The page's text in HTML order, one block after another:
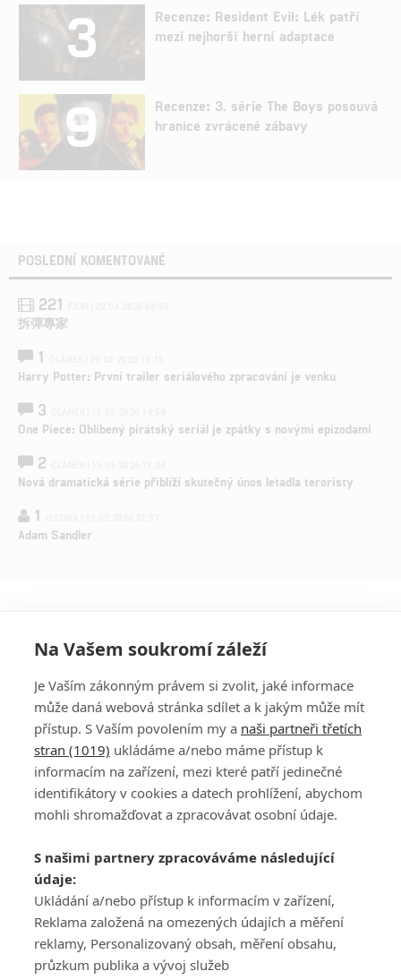
3
Recenze: Resident Evil: Lék patří
mezi nejhorší herní adaptace
9
Recenze: 3. série The Boys posouvá
hranice zvrácené zábavy
POSLEDNÍ KOMENTOVANÉ
221
拆彈專家
1
Harry Potter: První trailer seriálového zpracování je venku
3
One Piece: Oblíbený pirátský seriál je zpátky s novými epizodami
2
Nová dramatická série přiblíží skutečný únos letadla teroristy
1
Adam Sandler
PŘIHLÁSIT
REGISTROVAT
DISKUZE
Šéfredaktorkou webu jePetr Slavík, e-mailserialy@fandimefilmu.cz
Máte-li zájem o inzerci na našem webu napište nám na e-mail
studio@koncal.com
Ochrana osobních údajů|Zásady používání cookies |Pravidla webu
Upravit nastavení soukromí
Na Vašem soukromí záleží
Je Vaším zákonným právem si zvolit, jaké informace
může daná webová stránka sdílet a k jakým může mít
přístup. S Vaším povolením my a naši partneři třetích
stran (1019) ukládáme a/nebo máme přístup k
informacím na zařízení, mezi které patří jedinečné
identifikátory v cookies a datech prohlížení, abychom
mohli shromažďovat a zpracovávat osobní údaje.
S našimi partnery zpracováváme následující
údaje:
Ukládání a/nebo přístup k informacím v zařízení,
Reklama založená na omezených údajích a měření
reklamy, Personalizovaný obsah, měření obsahu,
průzkum publika a vývoj služeb